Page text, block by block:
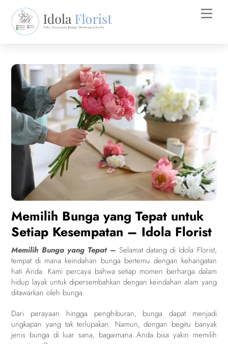
content
Memilih Bunga yang Tepat untuk
Setiap Kesempatan – Idola Florist
Memilih Bunga yang Tepat – Selamat datang di Idola Florist,
tempat di mana keindahan bunga bertemu dengan kehangatan
hati Anda. Kami percaya bahwa setiap momen berharga dalam
hidup layak untuk dipersembahkan dengan keindahan alam yang
ditawarkan oleh bunga.
Dari perayaan hingga penghiburan, bunga dapat menjadi
ungkapan yang tak terlupakan. Namun, dengan begitu banyak
jenis bunga di luar sana, bagaimana Anda bisa yakin memilih